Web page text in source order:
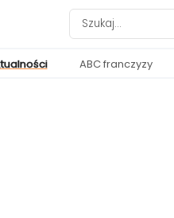
ABC franczyzy